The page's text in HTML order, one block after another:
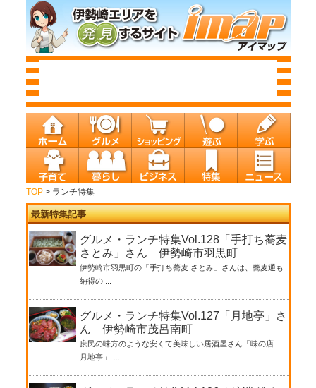
TOP> ランチ特集
最新特集記事
グルメ・ランチ特集Vol.128「手打ち蕎麦
さとみ」さん 伊勢崎市羽黒町
伊勢崎市羽黒町の「手打ち蕎麦 さとみ」さんは、蕎麦通も
納得の ...
グルメ・ランチ特集Vol.127「月地亭」さ
ん 伊勢崎市茂呂南町
庶民の味方のような安くて美味しい居酒屋さん「味の店
月地亭」 ...